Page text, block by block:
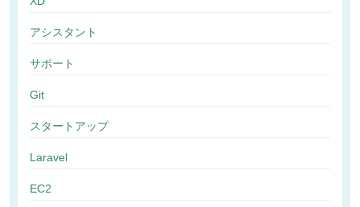
アシスタント
サポート
Git
スタートアップ
Laravel
EC2